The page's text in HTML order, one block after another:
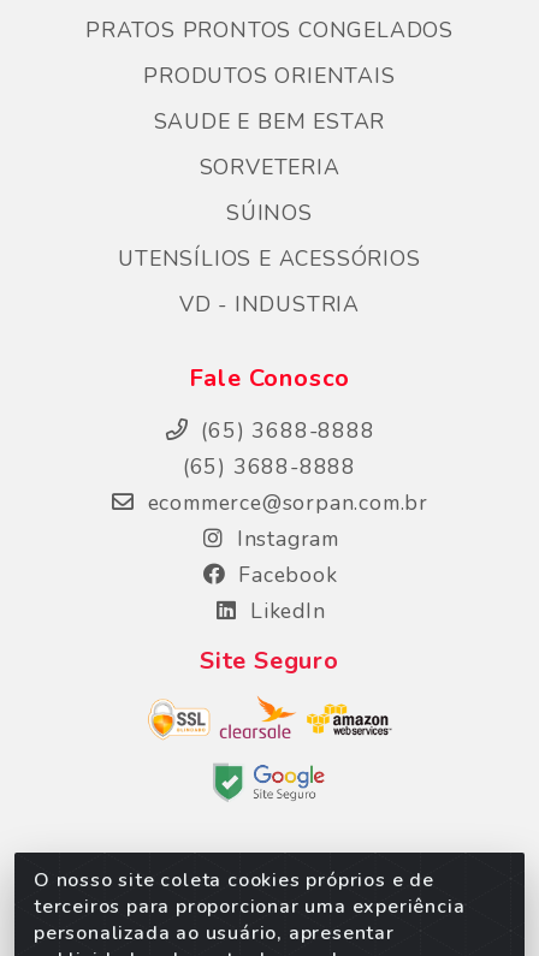
O nosso site coleta cookies próprios e de
terceiros para proporcionar uma experiência
personalizada ao usuário, apresentar
PRATOS PRONTOS CONGELADOS
PRODUTOS ORIENTAIS
SAUDE E BEM ESTAR
SORVETERIA
SÚINOS
UTENSÍLIOS E ACESSÓRIOS
VD - INDUSTRIA
Fale Conosco
(65) 3688-8888
(65) 3688-8888
ecommerce@sorpan.com.br
Instagram
Facebook
LikedIn
Site Seguro
Sorpan - Rodovia dos Imigrantes, Lote 06, São
Matheus, Várzea Grande/MT – CEP 78152-135 - CNPJ
02.623.537/0010-24